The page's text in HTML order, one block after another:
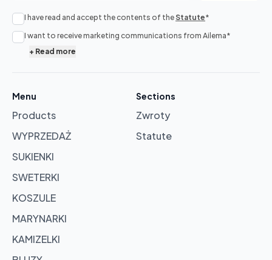
No
products
Browse
products
I have read and accept the contents of the Statute*
I want to receive marketing communications from Ailema*
+ Read more
Menu
Products
WYPRZEDAŻ
SUKIENKI
SWETERKI
KOSZULE
MARYNARKI
KAMIZELKI
Sections
Zwroty
Statute